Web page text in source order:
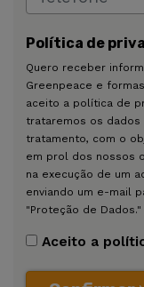
Política de
Quero receber
Greenpeace e
aceito a política de
trataremos os
tratamento, com o
em prol dos nossos
na execução de um
enviando um e-mail
"Proteção de Dados."
Aceito a